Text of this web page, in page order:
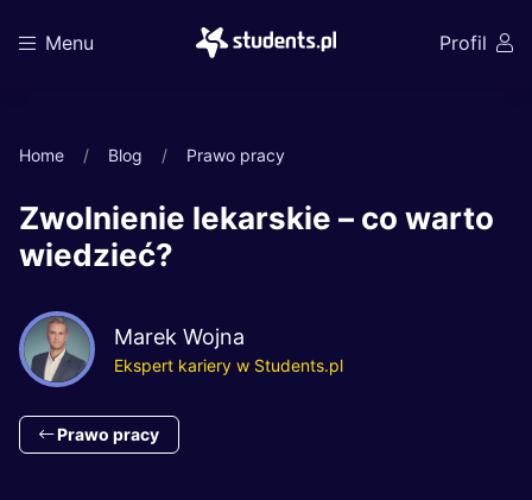
Menu Profil
Home Blog Prawo pracy
Zwolnienie lekarskie – co warto
wiedzieć?
Marek Wojna
Ekspert kariery w Students.pl
Prawo pracy